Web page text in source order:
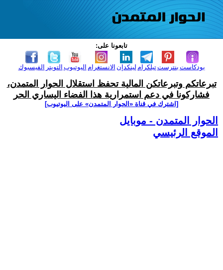
تابعونا على:
الفيسبوك التويتر اليوتيوب الانستغرام لينكدإن تيلكرامبنترست بودكاست
تبرعاتكم وتبرعاتكن المالية تحفظ استقلال الحوار المتمدن،
فشاركونا في دعم استمرارية هذا الفضاء اليساري الحر
[اشترك في قناة ‫«الحوار المتمدن» على اليوتيوب]
الحوار المتمدن - موبايل
الموقع الرئيسي